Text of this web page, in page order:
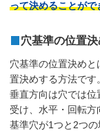
って決めることがで
穴基準の位置
穴基準の位置決め
置決めする方法です。
垂直方向は穴では
受け、水平・回転方
基準穴が1つと2つ